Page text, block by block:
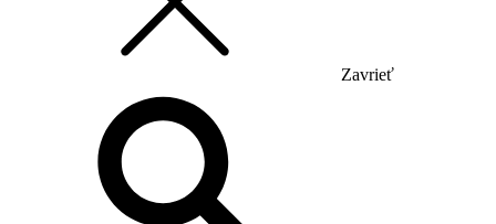
Zavrieť